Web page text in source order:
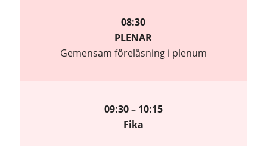
08:30
PLENAR
Gemensam föreläsning i plenum
09:30 – 10:15
Fika